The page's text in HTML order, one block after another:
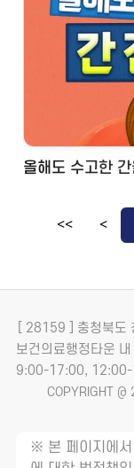
올해도 수고한
<< <
[ 28159 ] 충청북도
보건의료행정타운
9:00-17:00, 12:00-
COPYRIGHT @
※ 본 페이지에서